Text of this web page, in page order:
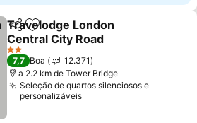
PartilharAdicionar aos favoritos
Travelodge London
Central City Road
Ver preços
2 Estrelas
7,7 Boa
12.371
a 2.2 km de Tower Bridge
Seleção de quartos silenciosos e
personalizáveis